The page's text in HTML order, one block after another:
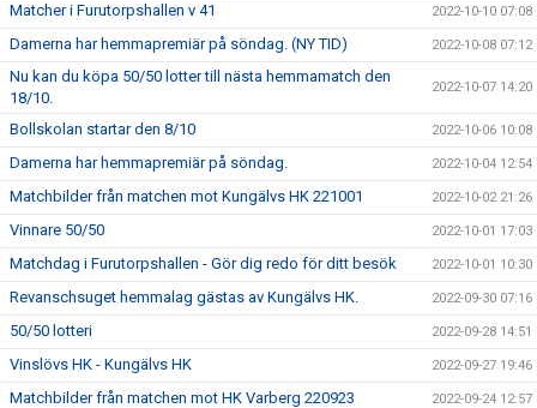
Matcher i Furutorpshallen v 41 2022-10-10 07:08
Damerna har hemmapremiär på söndag. (NY TID) 2022-10-08 07:12
Nu kan du köpa 50/50 lotter till nästa hemmamatch den
18/10.
2022-10-07 14:20
Bollskolan startar den 8/10 2022-10-06 10:08
Damerna har hemmapremiär på söndag. 2022-10-04 12:54
Matchbilder från matchen mot Kungälvs HK 221001 2022-10-02 21:26
Vinnare 50/50 2022-10-01 17:03
Matchdag i Furutorpshallen - Gör dig redo för ditt besök 2022-10-01 10:30
Revanschsuget hemmalag gästas av Kungälvs HK. 2022-09-30 07:16
50/50 lotteri 2022-09-28 14:51
Vinslövs HK - Kungälvs HK 2022-09-27 19:46
Matchbilder från matchen mot HK Varberg 220923 2022-09-24 12:57